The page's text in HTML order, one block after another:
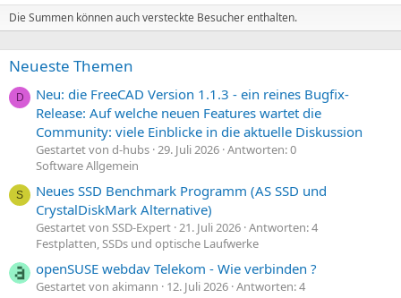
Die Summen können auch versteckte Besucher enthalten.
Neueste Themen
D
Neu: die FreeCAD Version 1.1.3 - ein reines Bugfix-
Release: Auf welche neuen Features wartet die
Community: viele Einblicke in die aktuelle Diskussion
Gestartet von d-hubs 29. Juli 2026 Antworten: 0
Software Allgemein
S
Neues SSD Benchmark Programm (AS SSD und
CrystalDiskMark Alternative)
Gestartet von SSD-Expert 21. Juli 2026 Antworten: 4
Festplatten, SSDs und optische Laufwerke
openSUSE webdav Telekom - Wie verbinden ?
Gestartet von akimann 12. Juli 2026 Antworten: 4